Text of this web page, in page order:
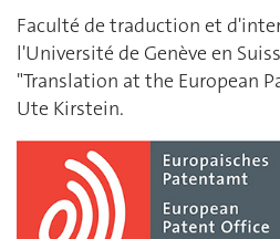
Faculté de traduction et
l'Université de Genève en
"Translation at the European
Ute Kirstein.